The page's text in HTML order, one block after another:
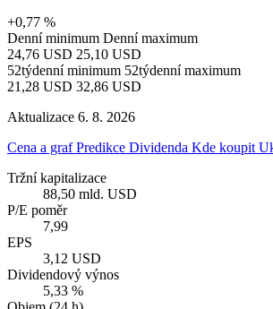
+0,77 %
Denní minimum Denní maximum
24,76 USD 25,10 USD
52týdenní minimum 52týdenní maximum
21,28 USD 32,86 USD
Aktualizace 6. 8. 2026
Cena a grafPredikce Dividenda Kde koupit
Tržní kapitalizace
88,50 mld. USD
P/E poměr
7,99
EPS
3,12 USD
Dividendový výnos
5,33 %